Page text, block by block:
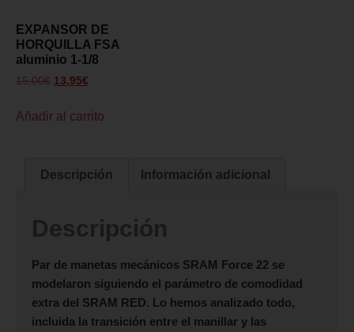
EXPANSOR DE
HORQUILLA FSA
aluminio 1-1/8
15,00€ 13,95€
Añadir al carrito
Descripción Información adicional
Descripción
Par de manetas mecánicos SRAM Force 22 se
modelaron siguiendo el parámetro de comodidad
extra del SRAM RED. Lo hemos analizado todo,
incluida la transición entre el manillar y las